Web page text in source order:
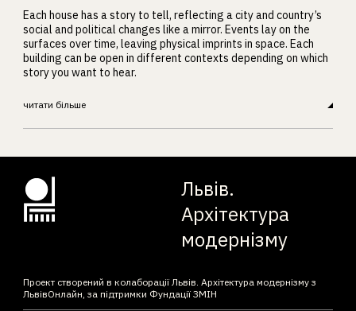
Each house has a story to tell, reflecting a city and country’s
social and political changes like a mirror. Events lay on the
surfaces over time, leaving physical imprints in space. Each
building can be open in different contexts depending on which
story you want to hear.
читати більше
Львів.
Архітектура
модернізму
Проект створений в колаборації Львів. Архітектура модернізму з
ЛьвівОнлайн, за підтримки Фундації ЗМІН